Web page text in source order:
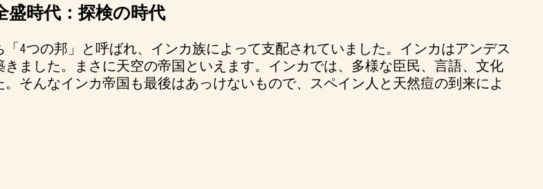
盛時代：探検の時代
4つの邦」と呼ばれ、インカ族によって支配されていました。インカはアンデス
ました。まさに天空の帝国といえます。インカでは、多様な臣民、言語、文化
そんなインカ帝国も最後はあっけないもので、スペイン人と天然痘の到来によ